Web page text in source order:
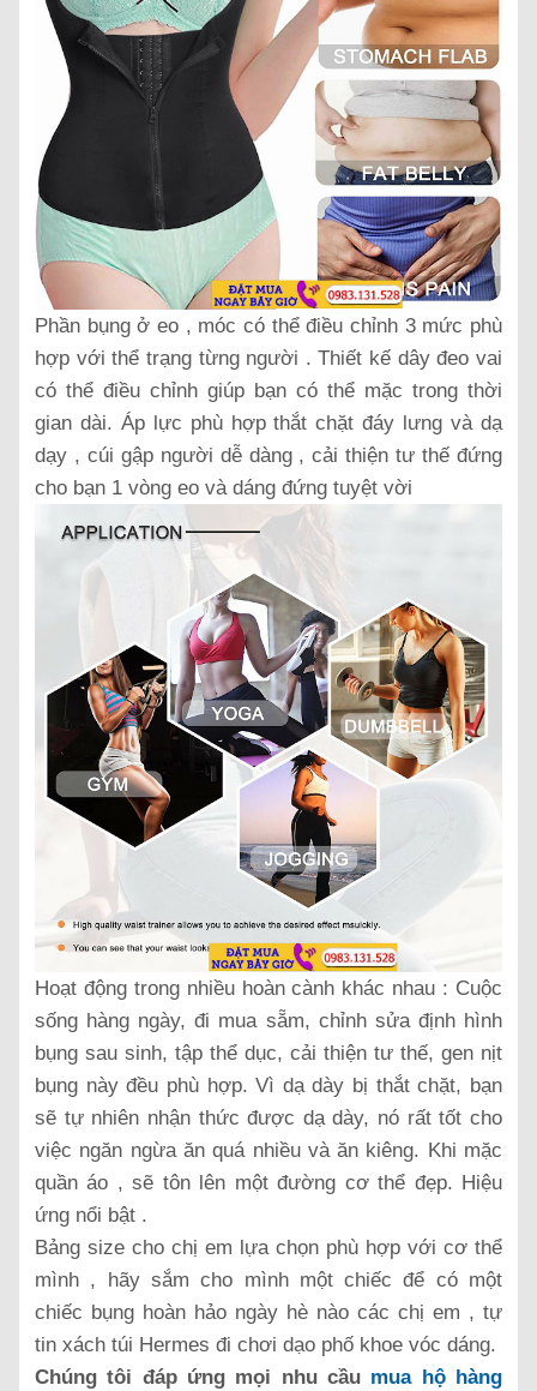
Phần bụng ở eo , móc có thể điều chỉnh 3 mức phù
hợp với thể trạng từng người . Thiết kế dây đeo vai
có thể điều chỉnh giúp bạn có thể mặc trong thời
gian dài. Áp lực phù hợp thắt chặt đáy lưng và dạ
dạy , cúi gập người dễ dàng , cải thiện tư thế đứng
cho bạn 1 vòng eo và dáng đứng tuyệt vời
Hoạt động trong nhiều hoàn cành khác nhau : Cuộc
sống hàng ngày, đi mua sẵm, chỉnh sửa định hình
bụng sau sinh, tập thể dục, cải thiện tư thế, gen nịt
bụng này đều phù hợp. Vì dạ dày bị thắt chặt, bạn
sẽ tự nhiên nhận thức được dạ dày, nó rất tốt cho
việc ngăn ngừa ăn quá nhiều và ăn kiêng. Khi mặc
quần áo , sẽ tôn lên một đường cơ thể đẹp. Hiệu
ứng nổi bật .
Bảng size cho chị em lựa chọn phù hợp với cơ thể
mình , hãy sắm cho mình một chiếc để có một
chiếc bụng hoàn hảo ngày hè nào các chị em , tự
tin xách túi Hermes đi chơi dạo phố khoe vóc dáng.
Chúng tôi đáp ứng mọi nhu cầu mua hộ hàng